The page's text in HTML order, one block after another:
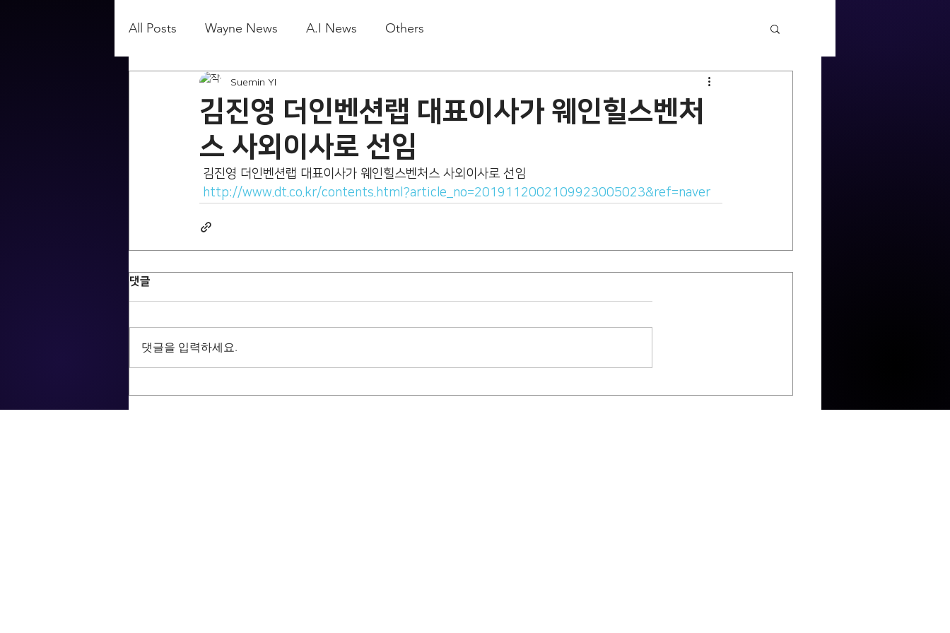
All Posts Wayne News A.I News Others
김진영 더인벤션랩 대표이사가 웨인힐스벤처
스 사외이사로 선임
Suemin YI
김진영 더인벤션랩 대표이사가 웨인힐스벤처스 사외이사로 선임
http://www.dt.co.kr/contents.html?article_no=2019112002109923005023&ref=naver
댓글
댓글을 입력하세요.